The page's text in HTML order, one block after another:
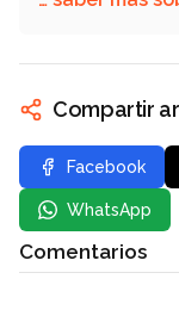
Compartir
Facebook
WhatsApp
Comentarios